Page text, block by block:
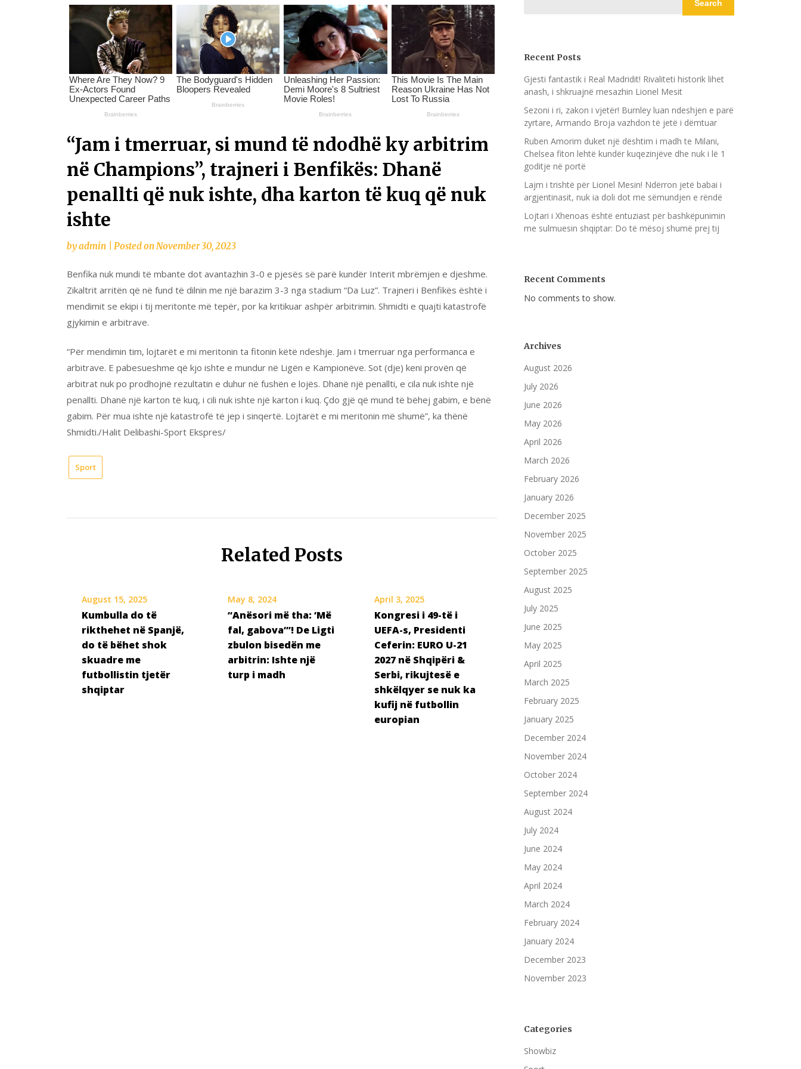
“Jam i tmerruar, si mund të ndodhë ky arbitrim
në Champions”, trajneri i Benfikës: Dhanë
penallti që nuk ishte, dha karton të kuq që nuk
ishte
byadmin Posted onNovember 30, 2023
Benfika nuk mundi të mbante dot avantazhin 3-0 e pjesës së parë kundër Interit mbrëmjen e djeshme.
Zikaltrit arritën që në fund të dilnin me një barazim 3-3 nga stadium “Da Luz”. Trajneri i Benfikës është i
mendimit se ekipi i tij meritonte më tepër, por ka kritikuar ashpër arbitrimin. Shmidti e quajti katastrofë
gjykimin e arbitrave.
“Për mendimin tim, lojtarët e mi meritonin ta fitonin këtë ndeshje. Jam i tmerruar nga performanca e
arbitrave. E pabesueshme që kjo ishte e mundur në Ligën e Kampionëve. Sot (dje) keni provën që
arbitrat nuk po prodhojnë rezultatin e duhur në fushën e lojës. Dhanë një penallti, e cila nuk ishte një
penallti. Dhanë një karton të kuq, i cili nuk ishte një karton i kuq. Çdo gjë që mund të bëhej gabim, e bënë
gabim. Për mua ishte një katastrofë të jep i sinqertë. Lojtarët e mi meritonin më shumë”, ka thënë
Shmidti./Halit Delibashi-Sport Ekspres/
Sport
Related Posts
August 15, 2025
Kumbulla do të
rikthehet në Spanjë,
do të bëhet shok
skuadre me
futbollistin tjetër
shqiptar
May 8, 2024
“Anësori më tha: ‘Më
fal, gabova’”! De Ligti
zbulon bisedën me
arbitrin: Ishte një
turp i madh
April 3, 2025
Kongresi i 49-të i
UEFA-s, Presidenti
Ceferin: EURO U-21
2027 në Shqipëri &
Serbi, rikujtesë e
shkëlqyer se nuk ka
kufij në futbollin
europian
Search
Recent Posts
Gjesti fantastik i Real Madridit! Rivaliteti historik lihet
anash, i shkruajnë mesazhin Lionel Mesit
Sezoni i ri, zakon i vjetër! Burnley luan ndeshjen e parë
zyrtare, Armando Broja vazhdon të jetë i dëmtuar
Ruben Amorim duket një dështim i madh te Milani,
Chelsea fiton lehtë kundër kuqezinjëve dhe nuk i lë 1
goditje në portë
Lajm i trishtë për Lionel Mesin! Ndërron jetë babai i
argjentinasit, nuk ia doli dot me sëmundjen e rëndë
Lojtari i Xhenoas është entuziast për bashkëpunimin
me sulmuesin shqiptar: Do të mësoj shumë prej tij
Recent Comments
No comments to show.
Archives
August 2026
July 2026
June 2026
May 2026
April 2026
March 2026
February 2026
January 2026
December 2025
November 2025
October 2025
September 2025
August 2025
July 2025
June 2025
May 2025
April 2025
March 2025
February 2025
January 2025
December 2024
November 2024
October 2024
September 2024
August 2024
July 2024
June 2024
May 2024
April 2024
March 2024
February 2024
January 2024
December 2023
November 2023
Categories
Showbiz